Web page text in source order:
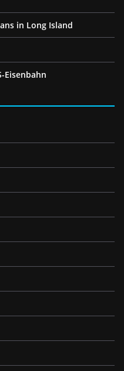
in Long Island
Eisenbahn